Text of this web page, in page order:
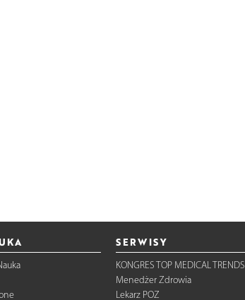
SERWISY
KONGRES TOP MEDICAL TRENDS
Menedżer Zdrowia
Lekarz POZ